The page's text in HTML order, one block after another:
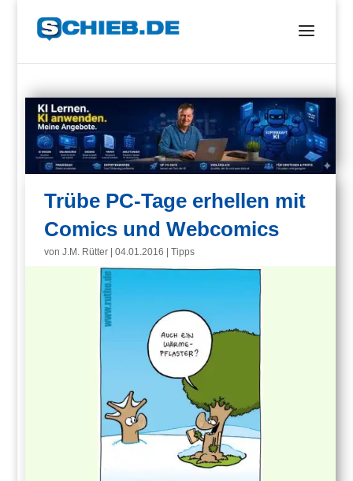
Trübe PC-Tage erhellen mit
Comics und Webcomics
vonJ.M. Rütter |04.01.2016 |Tipps